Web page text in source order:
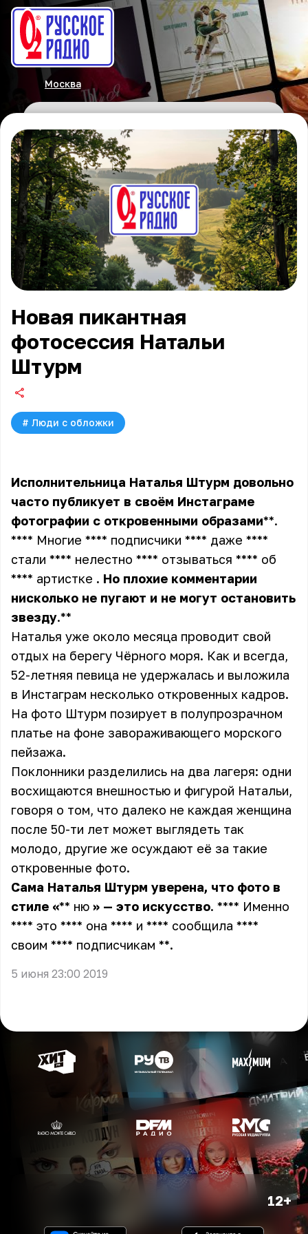
Москва
Новая пикантная
фотосессия Натальи
Штурм
# Люди с обложки
Исполнительница Наталья Штурм довольно
часто публикует в своём Инстаграме
фотографии с откровенными образами**.
**** Многие **** подписчики **** даже ****
стали **** нелестно **** отзываться **** об
**** артистке . Но плохие комментарии
нисколько не пугают и не могут остановить
звезду.**
Наталья уже около месяца проводит свой
отдых на берегу Чёрного моря. Как и всегда,
52-летняя певица не удержалась и выложила
в Инстаграм несколько откровенных кадров.
На фото Штурм позирует в полупрозрачном
платье на фоне завораживающего морского
пейзажа.
Поклонники разделились на два лагеря: одни
восхищаются внешностью и фигурой Натальи,
говоря о том, что далеко не каждая женщина
после 50-ти лет может выглядеть так
молодо, другие же осуждают её за такие
откровенные фото.
Сама Наталья Штурм уверена, что фото в
стиле «** ню » — это искусство. **** Именно
**** это **** она **** и **** сообщила ****
своим **** подписчикам **.
5 июня 23:00 2019
12+